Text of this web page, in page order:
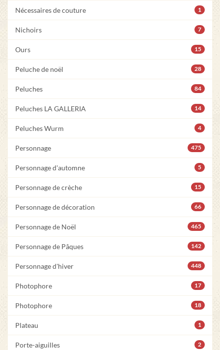
Nécessaires de couture 1
Nichoirs 7
Ours 15
Peluche de noël 28
Peluches 84
Peluches LA GALLERIA 14
Peluches Wurm 4
Personnage 475
Personnage d'automne 5
Personnage de crèche 15
Personnage de décoration 66
Personnage de Noël 465
Personnage de Pâques 142
Personnage d'hiver 448
Photophore 17
Photophore 18
Plateau 1
Porte-aiguilles 2